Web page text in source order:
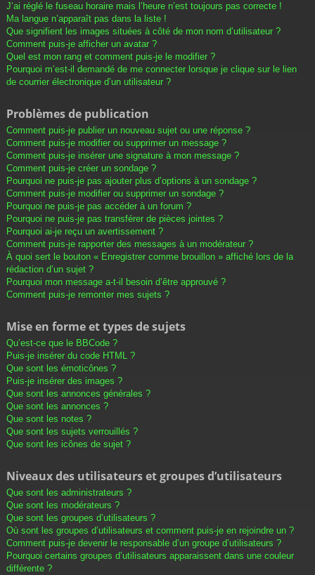
J’ai réglé le fuseau horaire mais l’heure n’est toujours pas correcte !
Ma langue n’apparaît pas dans la liste !
Que signifient les images situées à côté de mon nom d’utilisateur ?
Comment puis-je afficher un avatar ?
Quel est mon rang et comment puis-je le modifier ?
Pourquoi m’est-il demandé de me connecter lorsque je clique sur le lien
de courrier électronique d’un utilisateur ?
Problèmes de publication
Comment puis-je publier un nouveau sujet ou une réponse ?
Comment puis-je modifier ou supprimer un message ?
Comment puis-je insérer une signature à mon message ?
Comment puis-je créer un sondage ?
Pourquoi ne puis-je pas ajouter plus d’options à un sondage ?
Comment puis-je modifier ou supprimer un sondage ?
Pourquoi ne puis-je pas accéder à un forum ?
Pourquoi ne puis-je pas transférer de pièces jointes ?
Pourquoi ai-je reçu un avertissement ?
Comment puis-je rapporter des messages à un modérateur ?
À quoi sert le bouton « Enregistrer comme brouillon » affiché lors de la
rédaction d’un sujet ?
Pourquoi mon message a-t-il besoin d’être approuvé ?
Comment puis-je remonter mes sujets ?
Mise en forme et types de sujets
Qu’est-ce que le BBCode ?
Puis-je insérer du code HTML ?
Que sont les émoticônes ?
Puis-je insérer des images ?
Que sont les annonces générales ?
Que sont les annonces ?
Que sont les notes ?
Que sont les sujets verrouillés ?
Que sont les icônes de sujet ?
Niveaux des utilisateurs et groupes d’utilisateurs
Que sont les administrateurs ?
Que sont les modérateurs ?
Que sont les groupes d’utilisateurs ?
Où sont les groupes d’utilisateurs et comment puis-je en rejoindre un ?
Comment puis-je devenir le responsable d’un groupe d’utilisateurs ?
Pourquoi certains groupes d’utilisateurs apparaissent dans une couleur
différente ?